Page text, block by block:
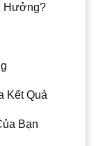
Hưởng?
Kết Quả
Bạn